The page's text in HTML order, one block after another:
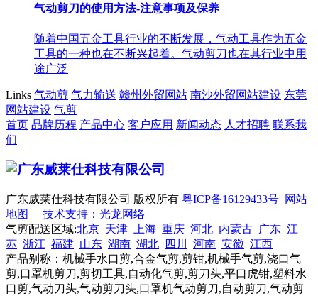
气动剪刀的使用方法-注意事项及保养
随着中国五金工具行业的不断发展，气动工具作为五金
工具的一种也在不断兴起着。气动剪刀也在其行业中用
途广泛
Links 气动剪 气力输送 赣州外贸网站 南沙外贸网站建设 东莞
网站建设 气剪
首页 品牌历程 产品中心 客户应用 新闻动态 人才招聘 联系我
们
广东威莱仕科技有限公司 版权所有 粤ICP备16129433号 网站
地图
技术支持：光龙网络
气剪配送区域:北京 天津 上海 重庆 河北 内蒙古 广东 江
苏 浙江 福建 山东 湖南 湖北 四川 河南 安徽 江西
产品别称：机械手水口剪,合金气剪,剪钳,机械手气剪,浇口气
剪,口罩机剪刀,剪切工具,自动化气剪,剪刀头,平口虎钳,塑料水
口剪,气动刀头,气动剪刀头,口罩机气动剪刀,自动剪刀,气动剪